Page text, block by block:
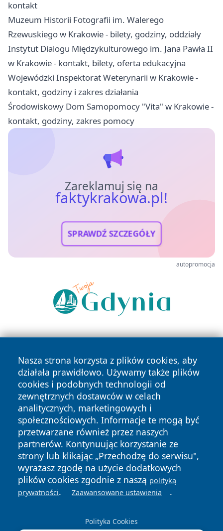
kontakt
Muzeum Historii Fotografii im. Walerego
Rzewuskiego w Krakowie - bilety, godziny, oddziały
Instytut Dialogu Międzykulturowego im. Jana Pawła II
w Krakowie - kontakt, bilety, oferta edukacyjna
Wojewódzki Inspektorat Weterynarii w Krakowie -
kontakt, godziny i zakres działania
Środowiskowy Dom Samopomocy "Vita" w Krakowie -
kontakt, godziny, zakres pomocy
Zareklamuj się na
faktykrakowa.pl!
SPRAWDŹ SZCZEGÓŁY
autopromocja
Nasza strona korzysta z plików cookies, aby
działała prawidłowo. Używamy także plików
cookies i podobnych technologii od
zewnętrznych dostawców w celach
analitycznych, marketingowych i
społecznościowych. Informacje te mogą być
przetwarzane również przez naszych
partnerów. Kontynuując korzystanie ze
strony lub klikając „Przechodzę do serwisu",
wyrażasz zgodę na użycie dodatkowych
plików cookies zgodnie z naszą polityką
prywatności. Zaawansowane ustawienia .
Polityka Cookies
Copyright © 2026 faktykrakowa.pl Wszystkie prawa
zastrzeżone.
News Autorzy
Polityka
Prywatności
Polityka
Cookies